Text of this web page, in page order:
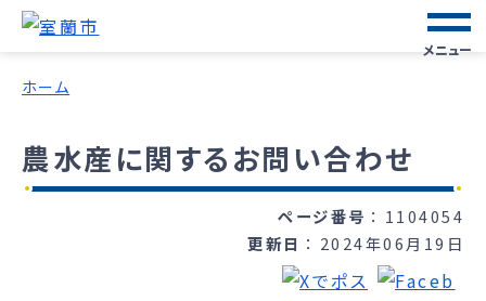
メニュー
ホーム
農水産に関するお問い合わせ
ページ番号
1104054
更新日
2024年06月19日